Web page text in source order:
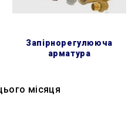
запірнорегулююча
арматура
місяця